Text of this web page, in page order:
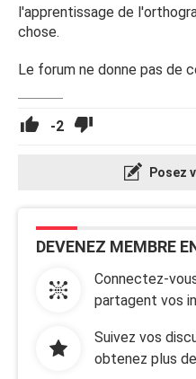
l'apprentissage de
chose.
Le forum ne donne pas de
-2
Posez
DEVENEZ MEMBRE
Connectez-
partagent vos
Suivez vos
obtenez plus